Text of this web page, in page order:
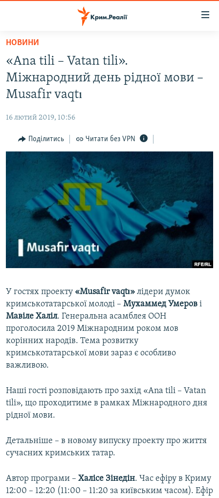
Перейти
основного
матеріалу
Перейти
до
основної
Перейти
до
ВІДЕО ТА ФОТО
БЛОГИ
ПОГЛЯД
ІНТЕРВ'Ю
СПЕЦПРОЕКТИ
ДЕПОРТАЦІЯ
ВІДЕОУРОКИ «ELIFBE»
СВІДЧЕННЯ ОКУПАЦІЇ
УКРАЇНСЬКА ПРОБЛЕМА КРИМУ
ЯК ОБІЙТИ БЛОКУВАННЯ
Русский
Qırımtatar
Усі сайти RFE/RL
НОВИНИ
«Ana tili – Vatan tili».
Міжнародний день рідної мови –
Musafir vaqtı
16 лютий 2019, 10:56
Поділитись Читати без VPN
У гостях проекту «Musafir vaqtı» лідери думок
кримськотатарської молоді – Мухаммед Умеров і
Мавіле Халіл​. Генеральна асамблея ООН
проголосила 2019 Міжнародним роком мов
корінних народів. Тема розвитку
кримськотатарської мови зараз є особливо
важливою.
Наші гості розповідають про захід «Ana tili – Vatan
tili», що проходитиме в рамках Міжнародного дня
рідної мови.
Детальніше – в новому випуску проекту про життя
сучасних кримських татар.
Автор програми – Халісе Зінедін. Час ефіру в Криму
12:00 – 12:20 (11:00 – 11:20 за київським часом). Ефір